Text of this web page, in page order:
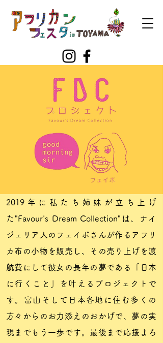
2019年に私たち姉妹が立ち上げ
た"Favour's Dream Collection"は、ナイ
ジェリア人のフェイボさんが作るアフリ
カ布の小物を販売し、その売り上げを渡
航費にして彼女の長年の夢である「日本
に行くこと」を叶えるプロジェクトで
す。富山そして日本各地に住む多くの
方々からのお力添えのおかげで、夢の実
現までもう一歩です。最後まで応援よろ